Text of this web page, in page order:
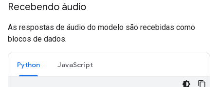
Recebendo áudio
As respostas de áudio do modelo são recebidas como
blocos de dados.
Python JavaScript